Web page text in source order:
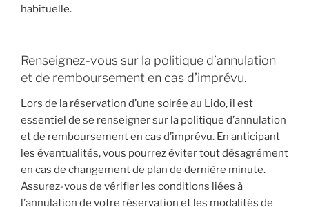
habituelle.
Renseignez-vous sur la politique d’annulation
et de remboursement en cas d’imprévu.
Lors de la réservation d’une soirée au Lido, il est
essentiel de se renseigner sur la politique d’annulation
et de remboursement en cas d’imprévu. En anticipant
les éventualités, vous pourrez éviter tout désagrément
en cas de changement de plan de dernière minute.
Assurez-vous de vérifier les conditions liées à
l’annulation de votre réservation et les modalités de